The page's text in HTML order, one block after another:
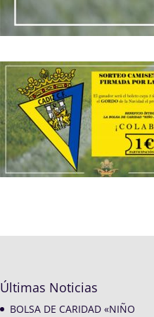
Últimas Noticias
BOLSA DE CARIDAD «NIÑO